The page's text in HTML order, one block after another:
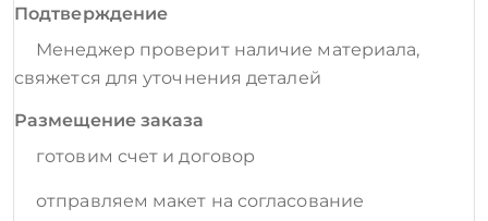
Подтверждение
Менеджер проверит наличие материала,
свяжется для уточнения деталей
Размещение заказа
готовим счет и договор
отправляем макет на согласование